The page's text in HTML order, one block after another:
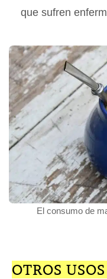
que sufren
El consumo de
OTROS